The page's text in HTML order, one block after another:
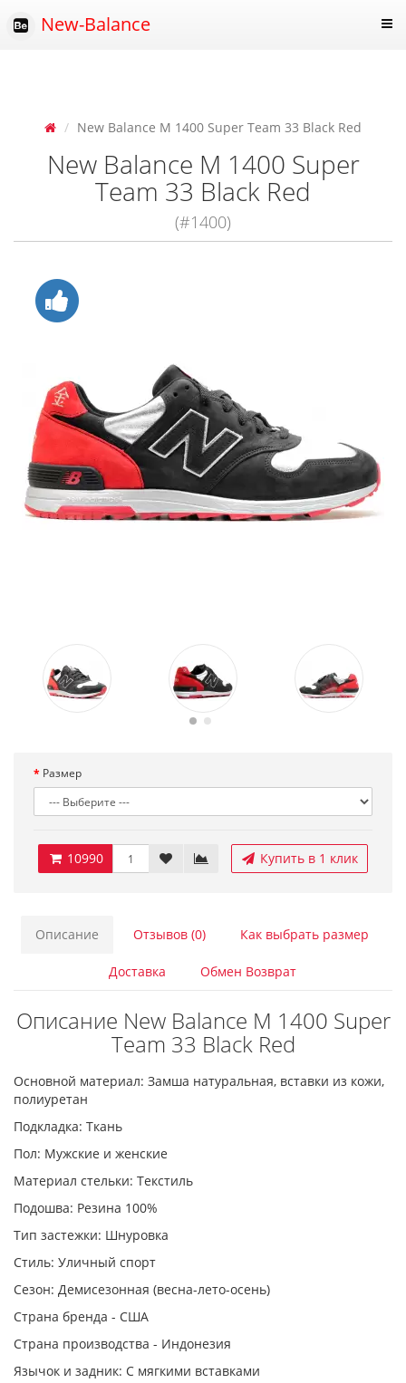
New-Balance
New Balance M 1400 Super Team 33 Black Red
New Balance M 1400 Super
Team 33 Black Red
(#1400)
Размер
10990 Купить в 1 клик
Описание Отзывов (0) Как выбрать размер
Доставка Обмен Возврат
Описание New Balance M 1400 Super
Team 33 Black Red
Основной материал: Замша натуральная, вставки из кожи,
полиуретан
Подкладка: Ткань
Пол: Мужские и женские
Материал стельки: Текстиль
Подошва: Резина 100%
Тип застежки: Шнуровка
Стиль: Уличный спорт
Сезон: Демисезонная (весна-лето-осень)
Страна бренда - США
Страна производства - Индонезия
Язычок и задник: С мягкими вставками